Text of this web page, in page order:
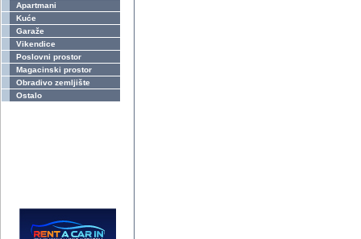
Apartmani
Kuće
Garaže
Vikendice
Poslovni prostor
Magacinski prostor
Obradivo zemljište
Ostalo